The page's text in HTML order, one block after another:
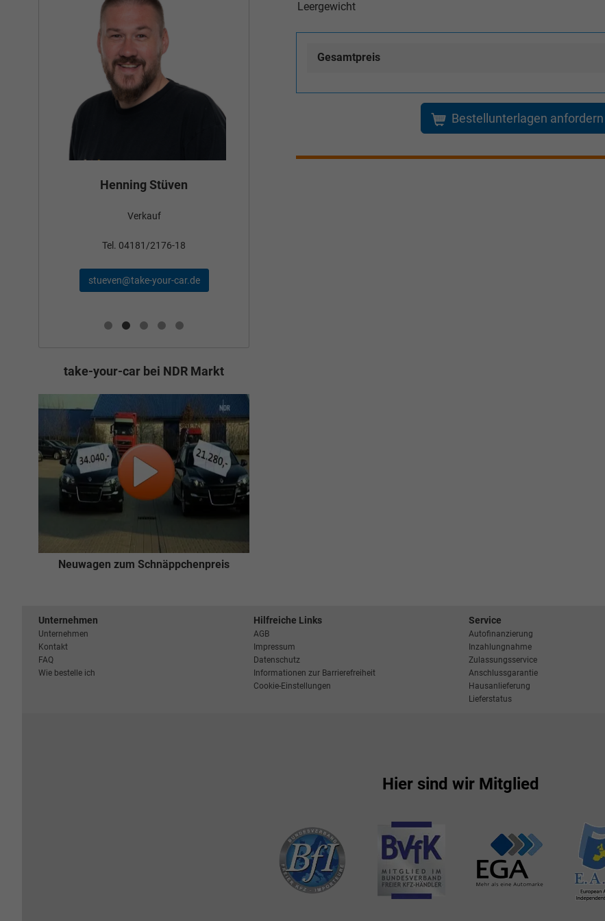
Leergewicht
Gesamtpreis
Bestellunterlagen anfordern
Henning Stüven
Verkauf
Tel. 04181/2176-18
stueven@take-your-car.de
take-your-car bei NDR Markt
Neuwagen zum Schnäppchenpreis
Unternehmen
Unternehmen
Kontakt
FAQ
Wie bestelle ich
Hilfreiche Links
AGB
Impressum
Datenschutz
Informationen zur Barrierefreiheit
Cookie-Einstellungen
Service
Autofinanzierung
Inzahlungnahme
Zulassungsservice
Anschlussgarantie
Hausanlieferung
Lieferstatus
Hier sind wir Mitglied